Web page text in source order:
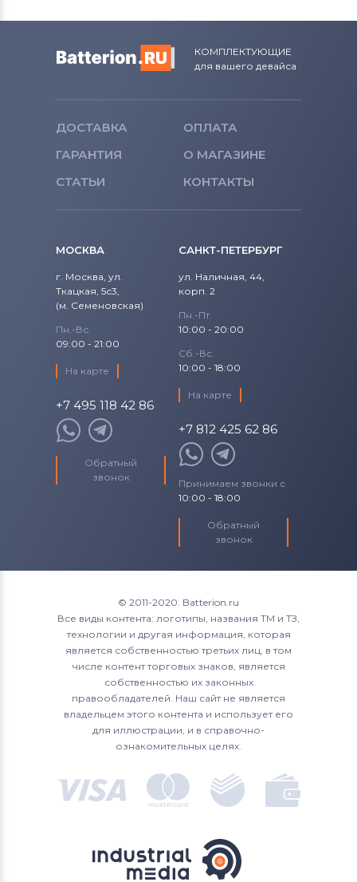
КОМПЛЕКТУЮЩИЕ
для вашего девайса
ДОСТАВКА
ОПЛАТА
ГАРАНТИЯ
О МАГАЗИНЕ
СТАТЬИ
КОНТАКТЫ
МОСКВА
г. Москва, ул.
Ткацкая, 5с3,
(м. Семеновская)
Пн.-Вс.
09:00 - 21:00
На карте
+7 495 118 42 86
Обратный
звонок
САНКТ-ПЕТЕРБУРГ
ул. Наличная, 44,
корп. 2
Пн.-Пт.
10:00 - 20:00
Сб.-Вс.
10:00 - 18:00
На карте
+7 812 425 62 86
Принимаем звонки с
10:00 - 18:00
Обратный
звонок
© 2011-2020. Batterion.ru
Все виды контента: логотипы, названия ТМ и ТЗ,
технологии и другая информация, которая
является собственностью третьих лиц, в том
числе контент торговых знаков, является
собственностью их законных
правообладателей. Наш сайт не является
владельцем этого контента и использует его
для иллюстрации, и в справочно-
ознакомительных целях.